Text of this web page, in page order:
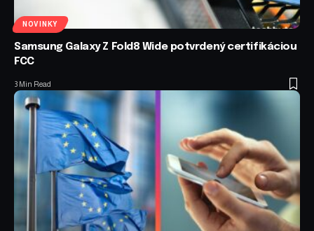
NOVINKY
Samsung Galaxy Z Fold8 Wide potvrdený certifikáciou
FCC
3 Min Read